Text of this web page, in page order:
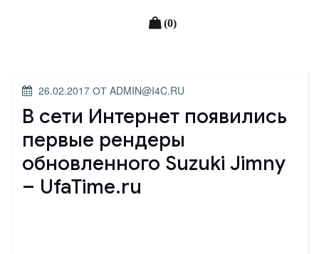
(0)
ОПУБЛИКОВАНО
26.02.2017 ОТ ADMIN@I4C.RU
В сети Интернет появились
первые рендеры
обновленного Suzuki Jimny
– UfaTime.ru